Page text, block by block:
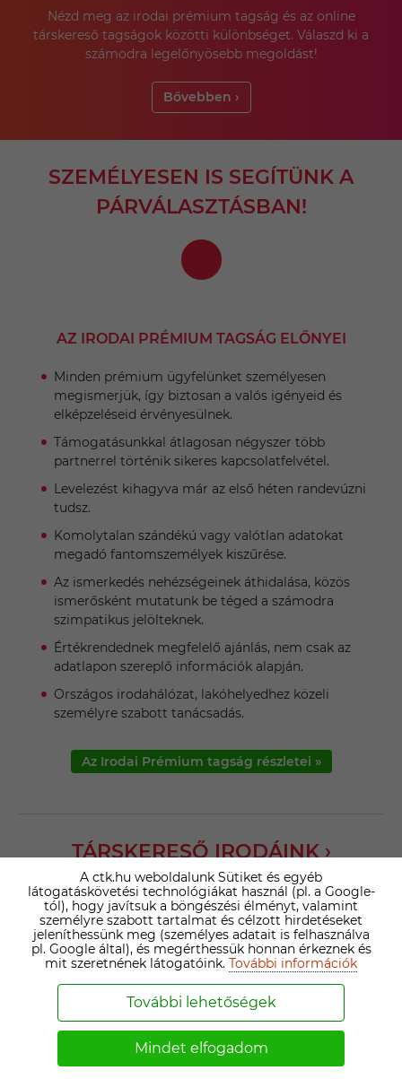
Nézd meg az irodai prémium tagság és az online
társkereső tagságok közötti különbséget. Válaszd ki a
számodra legelőnyösebb megoldást!
Bővebben ›
SZEMÉLYESEN IS SEGÍTÜNK A
PÁRVÁLASZTÁSBAN!
AZ IRODAI PRÉMIUM TAGSÁG ELŐNYEI
Minden prémium ügyfelünket személyesen
megismerjük, így biztosan a valós igényeid és
elképzeléseid érvényesülnek.
Támogatásunkkal átlagosan négyszer több
partnerrel történik sikeres kapcsolatfelvétel.
Levelezést kihagyva már az első héten randevúzni
tudsz.
Komolytalan szándékú vagy valótlan adatokat
megadó fantomszemélyek kiszűrése.
Az ismerkedés nehézségeinek áthidalása, közös
ismerősként mutatunk be téged a számodra
szimpatikus jelölteknek.
Értékrendednek megfelelő ajánlás, nem csak az
adatlapon szereplő információk alapján.
Országos irodahálózat, lakóhelyedhez közeli
személyre szabott tanácsadás.
Az Irodai Prémium tagság részletei »
TÁRSKERESŐ IRODÁINK ›
Magyarország legnagyobb társkereső iroda hálózata
minden megyében rendelkezik képviselettel.
Nézd meg, melyik esik legközelebb a lakóhelyedhez
vagy a munkahelyedhez, és térj be hozzánk!
Regisztrálj, válaszd a legszimpatikusabb társkereső irodát
és személyi tanácsadót a gyorsabb siker érdekében!
A ctk.hu weboldalunk Sütiket és egyéb
látogatáskövetési technológiákat használ (pl. a Google-
tól), hogy javítsuk a böngészési élményt, valamint
személyre szabott tartalmat és célzott hirdetéseket
jeleníthessünk meg (személyes adatait is felhasználva
pl. Google által), és megérthessük honnan érkeznek és
mit szeretnének látogatóink. További információk
További lehetőségek
Mindet elfogadom